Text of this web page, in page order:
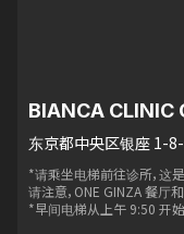
BIANCA CLINIC
东京都中央区银座 1-
*请乘坐电梯前往诊所，这
请注意，ONE GINZA 餐厅
*早间电梯从上午 9:50 开始